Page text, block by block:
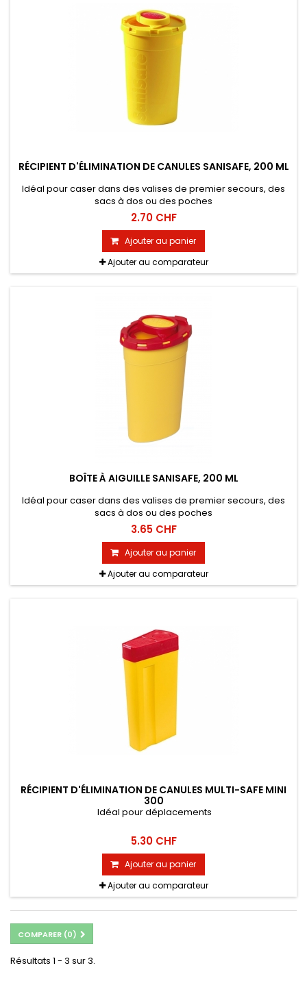
RÉCIPIENT D'ÉLIMINATION DE CANULES SANISAFE, 200 ML
Idéal pour caser dans des valises de premier secours, des
sacs à dos ou des poches
2.70 CHF
Ajouter au panier
Ajouter au comparateur
BOÎTE À AIGUILLE SANISAFE, 200 ML
Idéal pour caser dans des valises de premier secours, des
sacs à dos ou des poches
3.65 CHF
Ajouter au panier
Ajouter au comparateur
RÉCIPIENT D'ÉLIMINATION DE CANULES MULTI-SAFE MINI
300
Idéal pour déplacements
5.30 CHF
Ajouter au panier
Ajouter au comparateur
COMPARER (0)
Résultats 1 - 3 sur 3.